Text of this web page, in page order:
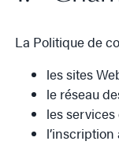
La Politique de
les sites
le réseau
les services